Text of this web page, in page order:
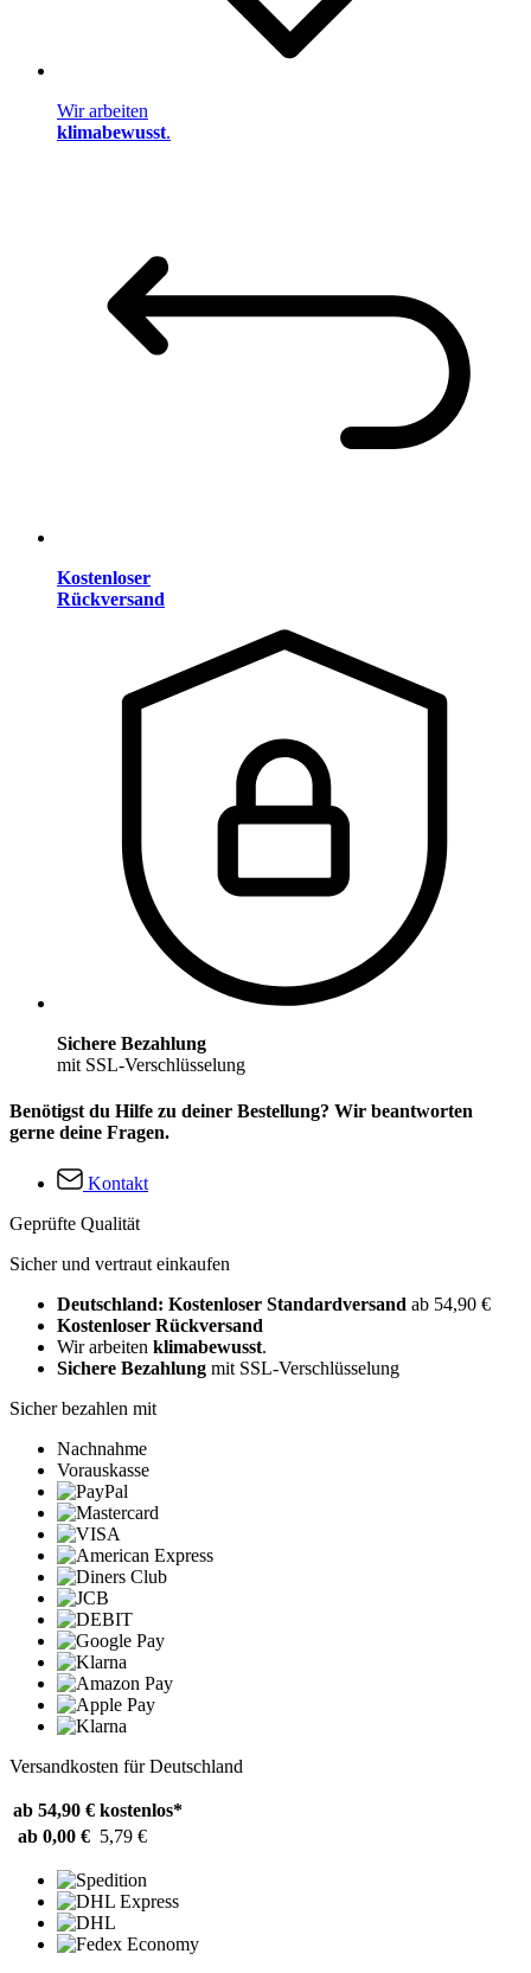
Wir arbeiten
klimabewusst.
Kostenloser
Rückversand
Sichere Bezahlung
mit SSL-Verschlüsselung
Benötigst du Hilfe zu deiner Bestellung? Wir beantworten
gerne deine Fragen.
Kontakt
Geprüfte Qualität
Sicher und vertraut einkaufen
Deutschland: Kostenloser Standardversand ab 54,90 €
Kostenloser Rückversand
Wir arbeiten klimabewusst.
Sichere Bezahlung mit SSL-Verschlüsselung
Sicher bezahlen mit
Nachnahme
Vorauskasse
Versandkosten für Deutschland
ab 54,90 € kostenlos*
ab 0,00 € 5,79 €